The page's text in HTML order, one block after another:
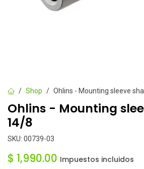
Shop Ohlins - Mounting sleeve
Ohlins - Mounting
14/8
SKU: 00739-03
$ 1,990.00 Impuestos incluidos